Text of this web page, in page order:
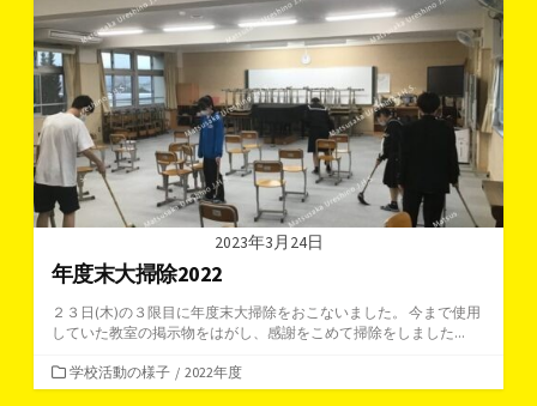
リ
ー
2023年3月24日
年度末大掃除2022
２３日(木)の３限目に年度末大掃除をおこないました。 今まで使用
していた教室の掲示物をはがし、感謝をこめて掃除をしました...
カ
テ
学校活動の様子 / 2022年度